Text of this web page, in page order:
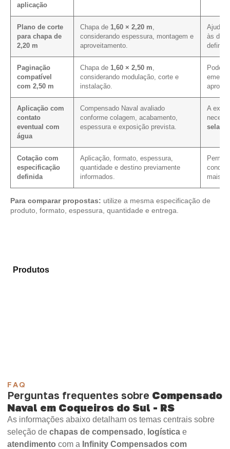
aplicação
Plano de corte
para chapa de
2,20 m
Chapa de 1,60 × 2,20 m
considerando espessura, montagem e
aproveitamento.
Ajuda
às
Paginação
compatível
com 2,50 m
Chapa de 1,60 × 2,50 m
considerando modulação, corte e
instalação.
Pode
Aplicação com
contato
eventual com
água
Compensado Naval avaliado
conforme colagem, acabamento,
espessura e exposição prevista.
A
Cotação com
especificação
definida
Aplicação, formato, espessura,
quantidade e destino previamente
informados.
mais
Para comparar propostas: utilize a mesma especificação de
produto, formato, espessura, quantidade e entrega.
Produtos
FAQ
Perguntas frequentes sobre Compensado
Naval em Coqueiros do Sul - RS
As informações abaixo detalham os temas centrais sobre
seleção de chapas de compensado, logística e
atendimento com a Infinity Compensados com